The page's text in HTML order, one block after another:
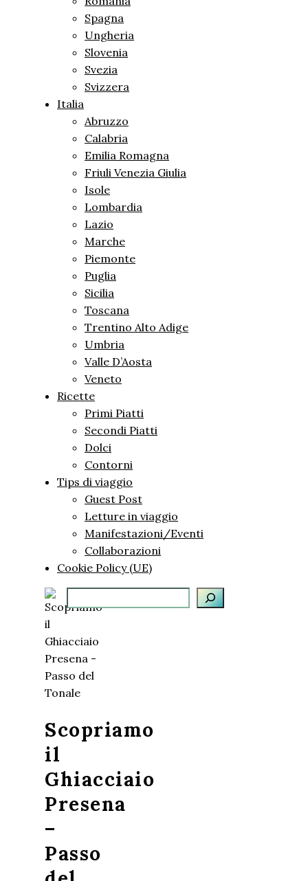
Spagna
Ungheria
Slovenia
Svezia
Svizzera
Italia
Abruzzo
Calabria
Emilia Romagna
Friuli Venezia Giulia
Isole
Lombardia
Lazio
Marche
Piemonte
Puglia
Sicilia
Toscana
Trentino Alto Adige
Umbria
Valle D’Aosta
Veneto
Ricette
Primi Piatti
Secondi Piatti
Dolci
Contorni
Tips di viaggio
Guest Post
Letture in viaggio
Manifestazioni/Eventi
Collaborazioni
Cookie Policy (UE)
Scopriamo
il
Ghiacciaio
Presena
–
Passo